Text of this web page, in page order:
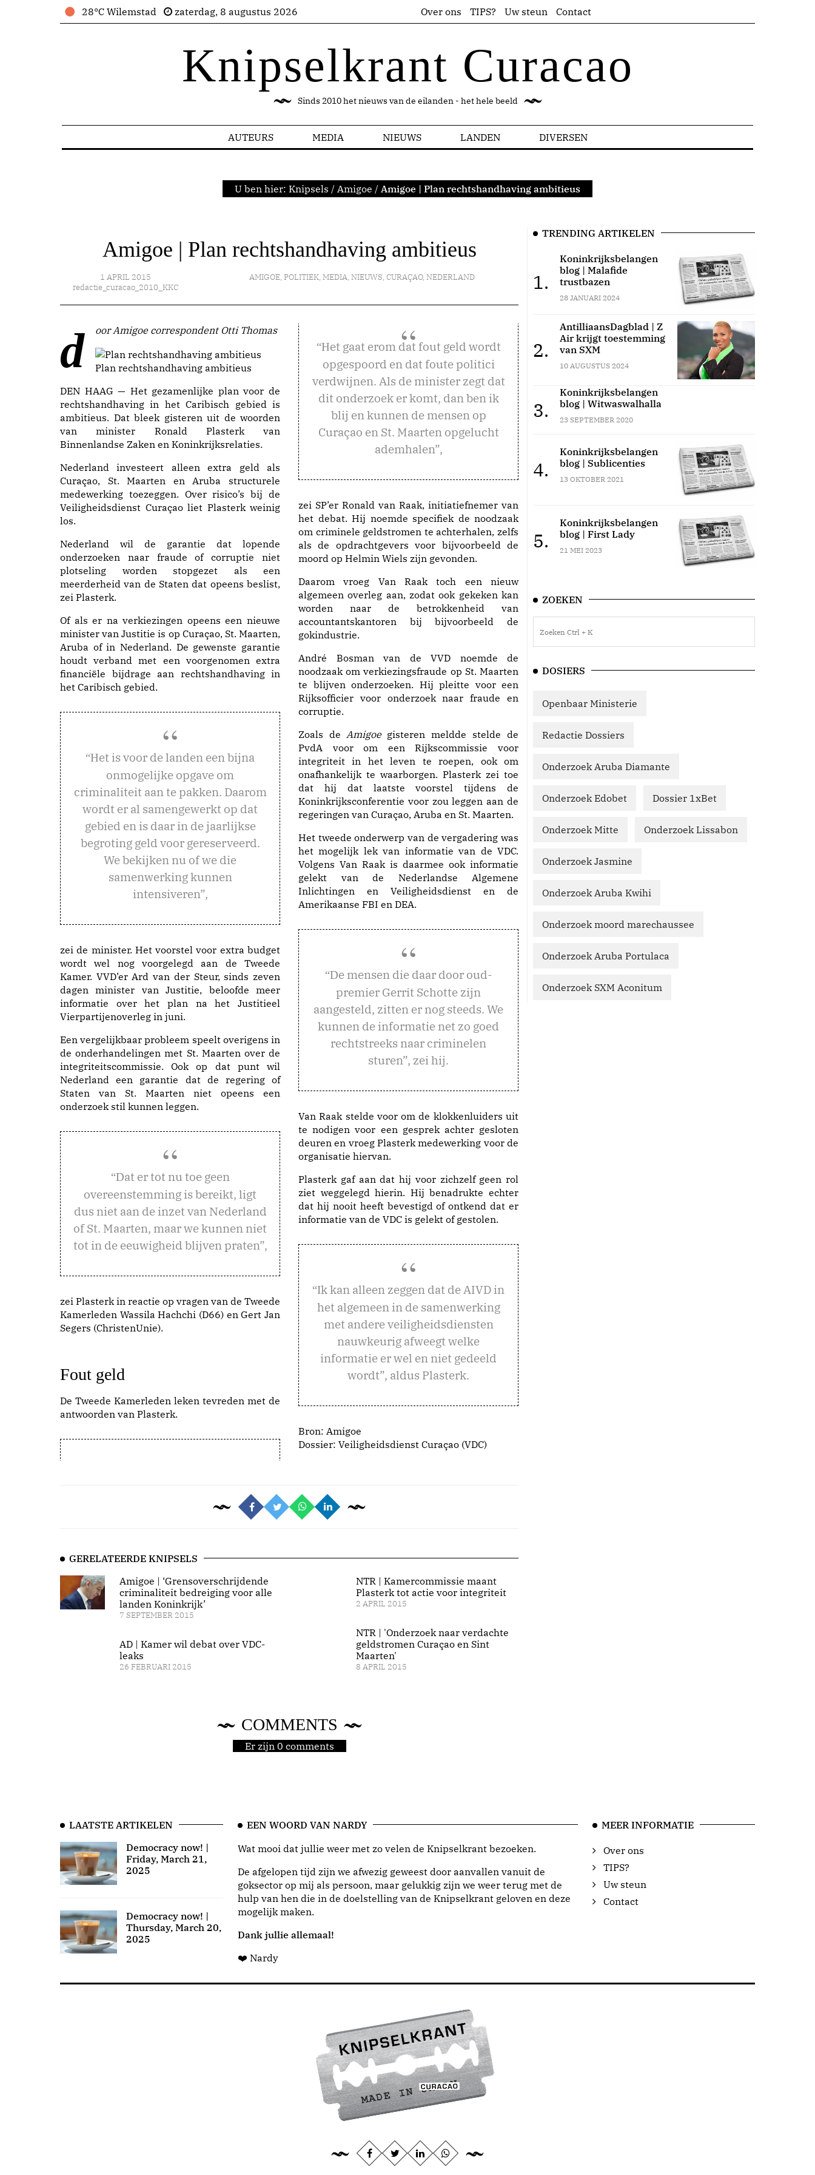
28°C Wilemstad zaterdag, 8 augustus 2026 Over ons TIPS? Uw steun Contact
Knipselkrant Curacao
Sinds 2010 het nieuws van de eilanden - het hele beeld
AUTEURS MEDIA NIEUWS LANDEN DIVERSEN
U ben hier: Knipsels / Amigoe / Amigoe | Plan rechtshandhaving ambitieus
Amigoe | Plan rechtshandhaving ambitieus
1 APRIL 2015
redactie_curacao_2010_KKC
AMIGOE, POLITIEK, MEDIA, NIEUWS, CURAÇAO, NEDERLAND
door Amigoe correspondent Otti Thomas
Plan rechtshandhaving ambitieus
DEN HAAG — Het gezamenlijke plan voor de
rechtshandhaving in het Caribisch gebied is
ambitieus. Dat bleek gisteren uit de woorden
van minister Ronald Plasterk van
Binnenlandse Zaken en Koninkrijksrelaties.
Nederland investeert alleen extra geld als
Curaçao, St. Maarten en Aruba structurele
medewerking toezeggen. Over risico’s bij de
Veiligheidsdienst Curaçao liet Plasterk weinig
los.
Nederland wil de garantie dat lopende
onderzoeken naar fraude of corruptie niet
plotseling worden stopgezet als een
meerderheid van de Staten dat opeens beslist,
zei Plasterk.
Of als er na verkiezingen opeens een nieuwe
minister van Justitie is op Curaçao, St. Maarten,
Aruba of in Nederland. De gewenste garantie
houdt verband met een voorgenomen extra
financiële bijdrage aan rechtshandhaving in
het Caribisch gebied.
“Het is voor de landen een bijna
onmogelijke opgave om
criminaliteit aan te pakken. Daarom
wordt er al samengewerkt op dat
gebied en is daar in de jaarlijkse
begroting geld voor gereserveerd.
We bekijken nu of we die
samenwerking kunnen
intensiveren”,
zei de minister. Het voorstel voor extra budget
wordt wel nog voorgelegd aan de Tweede
Kamer. VVD’er Ard van der Steur, sinds zeven
dagen minister van Justitie, beloofde meer
informatie over het plan na het Justitieel
Vierpartijenoverleg in juni.
Een vergelijkbaar probleem speelt overigens in
de onderhandelingen met St. Maarten over de
integriteitscommissie. Ook op dat punt wil
Nederland een garantie dat de regering of
Staten van St. Maarten niet opeens een
onderzoek stil kunnen leggen.
“Dat er tot nu toe geen
overeenstemming is bereikt, ligt
dus niet aan de inzet van Nederland
of St. Maarten, maar we kunnen niet
tot in de eeuwigheid blijven praten”,
zei Plasterk in reactie op vragen van de Tweede
Kamerleden Wassila Hachchi (D66) en Gert Jan
Segers (ChristenUnie).
Fout geld
De Tweede Kamerleden leken tevreden met de
antwoorden van Plasterk.
“Het gaat erom dat fout geld wordt
opgespoord en dat foute politici
verdwijnen. Als de minister zegt dat
dit onderzoek er komt, dan ben ik
blij en kunnen de mensen op
Curaçao en St. Maarten opgelucht
ademhalen”,
zei SP’er Ronald van Raak, initiatiefnemer van
het debat. Hij noemde specifiek de noodzaak
om criminele geldstromen te achterhalen, zelfs
als de opdrachtgevers voor bijvoorbeeld de
moord op Helmin Wiels zijn gevonden.
Daarom vroeg Van Raak toch een nieuw
algemeen overleg aan, zodat ook gekeken kan
worden naar de betrokkenheid van
accountantskantoren bij bijvoorbeeld de
gokindustrie.
André Bosman van de VVD noemde de
noodzaak om verkiezingsfraude op St. Maarten
te blijven onderzoeken. Hij pleitte voor een
Rijksofficier voor onderzoek naar fraude en
corruptie.
Zoals de Amigoe gisteren meldde stelde de
PvdA voor om een Rijkscommissie voor
integriteit in het leven te roepen, ook om
onafhankelijk te waarborgen. Plasterk zei toe
dat hij dat laatste voorstel tijdens de
Koninkrijksconferentie voor zou leggen aan de
regeringen van Curaçao, Aruba en St. Maarten.
Het tweede onderwerp van de vergadering was
het mogelijk lek van informatie van de VDC.
Volgens Van Raak is daarmee ook informatie
gelekt van de Nederlandse Algemene
Inlichtingen en Veiligheidsdienst en de
Amerikaanse FBI en DEA.
“De mensen die daar door oud-
premier Gerrit Schotte zijn
aangesteld, zitten er nog steeds. We
kunnen de informatie net zo goed
rechtstreeks naar criminelen
sturen”, zei hij.
Van Raak stelde voor om de klokkenluiders uit
te nodigen voor een gesprek achter gesloten
deuren en vroeg Plasterk medewerking voor de
organisatie hiervan.
Plasterk gaf aan dat hij voor zichzelf geen rol
ziet weggelegd hierin. Hij benadrukte echter
dat hij nooit heeft bevestigd of ontkend dat er
informatie van de VDC is gelekt of gestolen.
“Ik kan alleen zeggen dat de AIVD in
het algemeen in de samenwerking
met andere veiligheidsdiensten
nauwkeurig afweegt welke
informatie er wel en niet gedeeld
wordt”, aldus Plasterk.
Bron: Amigoe
Dossier: Veiligheidsdienst Curaçao (VDC)
GERELATEERDE KNIPSELS
Amigoe | ‘Grensoverschrijdende
criminaliteit bedreiging voor alle
landen Koninkrijk’
7 SEPTEMBER 2015
AD | Kamer wil debat over VDC-
leaks
26 FEBRUARI 2015
NTR | Kamercommissie maant
Plasterk tot actie voor integriteit
2 APRIL 2015
NTR | 'Onderzoek naar verdachte
geldstromen Curaçao en Sint
Maarten'
8 APRIL 2015
COMMENTS
Er zijn 0 comments
TRENDING ARTIKELEN
1.
Koninkrijksbelangen
blog | Malafide
trustbazen
28 JANUARI 2024
2.
AntilliaansDagblad | Z
Air krijgt toestemming
van SXM
10 AUGUSTUS 2024
3.
Koninkrijksbelangen
blog | Witwaswalhalla
23 SEPTEMBER 2020
4.
Koninkrijksbelangen
blog | Sublicenties
13 OKTOBER 2021
5.
Koninkrijksbelangen
blog | First Lady
21 MEI 2023
ZOEKEN
DOSIERS
Openbaar Ministerie
Redactie Dossiers
Onderzoek Aruba Diamante
Onderzoek Edobet Dossier 1xBet
Onderzoek Mitte Onderzoek Lissabon
Onderzoek Jasmine
Onderzoek Aruba Kwihi
Onderzoek moord marechaussee
Onderzoek Aruba Portulaca
Onderzoek SXM Aconitum
LAATSTE ARTIKELEN
Democracy now! |
Friday, March 21,
2025
Democracy now! |
Thursday, March 20,
2025
EEN WOORD VAN NARDY
Wat mooi dat jullie weer met zo velen de Knipselkrant bezoeken.
De afgelopen tijd zijn we afwezig geweest door aanvallen vanuit de
goksector op mij als persoon, maar gelukkig zijn we weer terug met de
hulp van hen die in de doelstelling van de Knipselkrant geloven en deze
mogelijk maken.
Dank jullie allemaal!
❤️ Nardy
MEER INFORMATIE
Over ons
TIPS?
Uw steun
Contact